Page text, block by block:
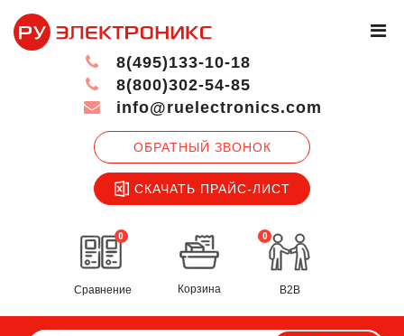
ОБРАТНЫЙ ЗВОНОК
СКАЧАТЬ ПРАЙС-ЛИСТ
8(495)133-10-18
8(800)302-54-85
info@ruelectronics.com
0
Сравнение
0
Корзина B2B